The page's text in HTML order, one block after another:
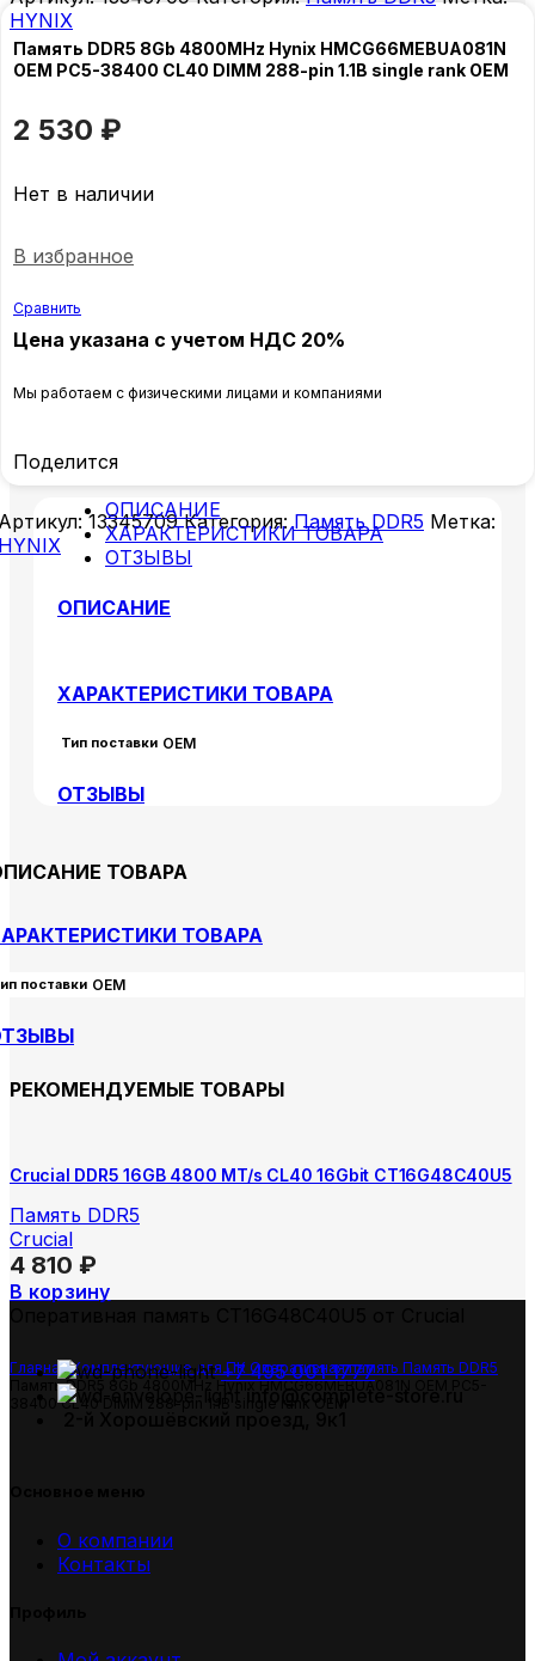
HYNIX
Память DDR5 8Gb 4800MHz Hynix HMCG66MEBUA081N
OEM PC5-38400 CL40 DIMM 288-pin 1.1В single rank OEM
2 530 ₽
Нет в наличии
В избранное
Сравнить
Цена указана с учетом НДС 20%
Мы работаем с физическими лицами и компаниями
Поделится
13345709Категория: Память DDR5 Метка:
ОПИСАНИЕ
ХАРАКТЕРИСТИКИ ТОВАРА
ОТЗЫВЫ
ОПИСАНИЕ
ХАРАКТЕРИСТИКИ ТОВАРА
Тип поставки OEM
ОТЗЫВЫ
ТОВАРА
ТОВАРА
поставки OEM
РЕКОМЕНДУЕМЫЕ ТОВАРЫ
Crucial DDR5 16GB 4800 MT/s CL40 16Gbit CT16G48C40U5
Память DDR5
Crucial
4 810 ₽
В корзину
ГлавнаяКомплектующие для ПК Оперативная память Память DDR5
Память DDR5 8Gb 4800MHz Hynix HMCG66MEBUA081N OEM PC5-
38400 CL40 DIMM 288-pin 1.1В single rank OEM
+7 495 001 1777
О компании
Контакты